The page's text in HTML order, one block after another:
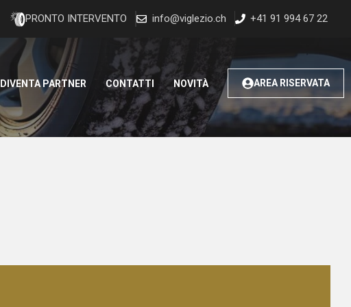
PRONTO INTERVENTO info@viglezio.ch +41 91 994 67 22
DIVENTA PARTNER CONTATTI NOVITÀ AREA RISERVATA